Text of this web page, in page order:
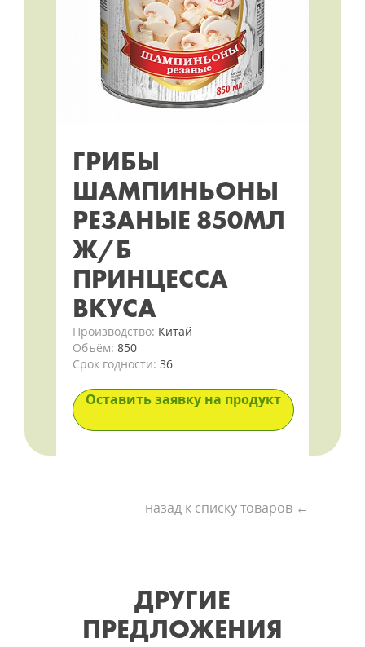
ГРИБЫ
ШАМПИНЬОНЫ
РЕЗАНЫЕ 850МЛ
Ж/Б
ПРИНЦЕССА
ВКУСА
Производство: Китай
Объём: 850
Срок годности: 36
Оставить заявку на продукт
назад к списку товаров ←
ДРУГИЕ
ПРЕДЛОЖЕНИЯ